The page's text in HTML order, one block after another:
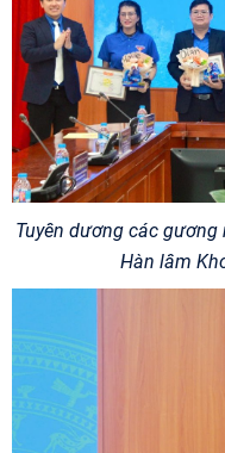
Tuyên dương các
Hàn lâm